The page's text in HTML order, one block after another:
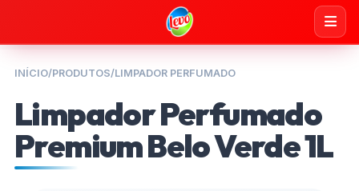
INÍCIO/PRODUTOS/LIMPADOR PERFUMADO
Limpador Perfumado
Premium Belo Verde 1L